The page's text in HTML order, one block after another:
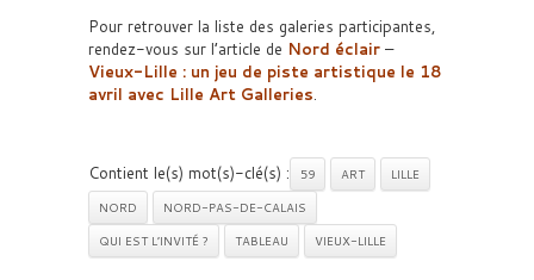
Pour retrouver la liste des galeries participantes,
rendez-vous sur l’article de Nord éclair –
Vieux-Lille : un jeu de piste artistique le 18
avril avec Lille Art Galleries.
Contient le(s) mot(s)-clé(s) : 59 ART
LILLE
NORD
NORD-PAS-DE-CALAIS
QUI EST L’INVITÉ ?
TABLEAU VIEUX-LILLE